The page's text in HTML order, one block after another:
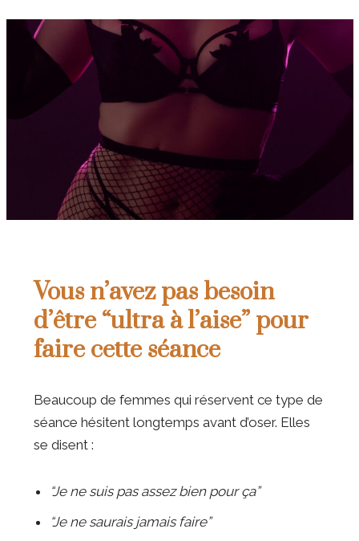
Vous n’avez pas besoin
d’être “ultra à l’aise” pour
faire cette séance
Beaucoup de femmes qui réservent ce type de
séance hésitent longtemps avant d’oser. Elles
se disent :
“Je ne suis pas assez bien pour ça”
“Je ne saurais jamais faire”